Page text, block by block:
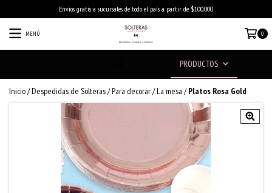
Envios gratis a sucursales de todo el país a partir de $100.000
MENÚ 0
PRODUCTOS
Inicio/Despedidas de Solteras/Para decorar/La mesa / Platos Rosa Gold